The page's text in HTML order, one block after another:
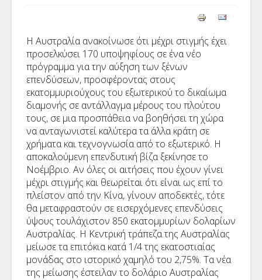
Η Αυστραλία ανακοίνωσε ότι μέχρι στιγμής έχει
προσελκύσει 170 υποψηφίους σε ένα νέο
πρόγραμμα για την αύξηση των ξένων
επενδύσεων, προσφέροντας στους
εκατομμυριούχους του εξωτερικού το δικαίωμα
διαμονής σε αντάλλαγμα μέρους του πλούτου
τους, σε μια προσπάθεια να βοηθήσει τη χώρα
να ανταγωνιστεί καλύτερα τα άλλα κράτη σε
χρήματα και τεχνογνωσία από το εξωτερικό. Η
αποκαλούμενη επενδυτική βίζα ξεκίνησε το
Νοέμβριο. Αν όλες οι αιτήσεις που έχουν γίνει
μέχρι στιγμής και θεωρείται ότι είναι ως επί το
πλείστον από την Κίνα, γίνουν αποδεκτές, τότε
θα μεταφραστούν σε εισερχόμενες επενδύσεις
ύψους τουλάχιστον 850 εκατομμυρίων δολαρίων
Αυστραλίας. Η Κεντρική τράπεζα της Αυστραλίας
μείωσε τα επιτόκια κατά 1/4 της εκατοστιαίας
μονάδας στο ιστορικό χαμηλό του 2,75%. Τα νέα
της μείωσης έστειλαν το δολάριο Αυστραλίας